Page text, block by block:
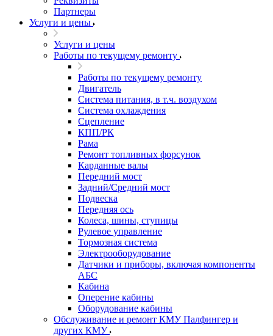
Партнеры
Услуги и цены
Услуги и цены
Работы по текущему ремонту
Работы по текущему ремонту
Двигатель
Система питания, в т.ч. воздухом
Система охлаждения
Сцепление
КПП/РК
Рама
Ремонт топливных форсунок
Карданные валы
Передний мост
Задний/Средний мост
Подвеска
Передняя ось
Колеса, шины, ступицы
Рулевое управление
Тормозная система
Электрооборудование
Датчики и приборы, включая компоненты
АБС
Кабина
Оперение кабины
Оборудование кабины
Обслуживание и ремонт КМУ Палфингер и
других КМУ